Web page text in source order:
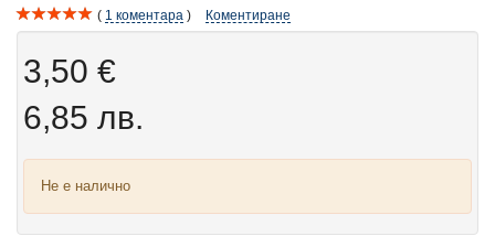
1 коментара Коментиране
3,50 €
6,85 лв.
Не е налично